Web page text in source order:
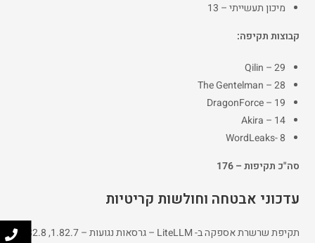
מיכון תעשייתי – 13
קבוצות תקיפה:
Qilin – 29
The Gentelman – 28
DragonForce – 19
Akira – 14
WordLeaks- 8
סה"כ תקיפות – 176
עדכוני אבטחה וחולשות קריטיות
תקיפת שרשרת אספקה ב- LiteLLM – גרסאות נגועות – 1.82.7, 1.82.8